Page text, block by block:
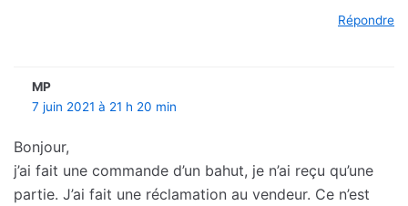
Répondre
MP
7 juin 2021 à 21 h 20 min
Bonjour,
j’ai fait une commande d’un bahut, je n’ai reçu qu’une
partie. J’ai fait une réclamation au vendeur. Ce n’est